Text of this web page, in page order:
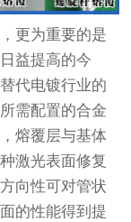
更为重要的是
益提高的今
代电镀行业的
需配置的合金
熔覆层与基体
激光表面修复
向性可对管状
的性能得到提